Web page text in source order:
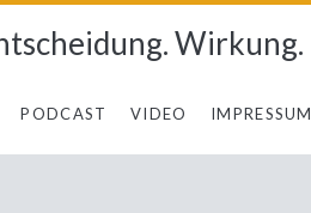
Wirkung.
PODCAST VIDEO IMPRESSUM